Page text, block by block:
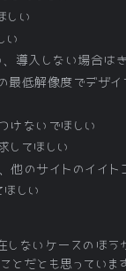
しい
い
導入しない場合は
最低解像度でデザイ
けないでほしい
してほしい
他のサイトのイイト
しい
しないケースのほ
とだとも思っていま